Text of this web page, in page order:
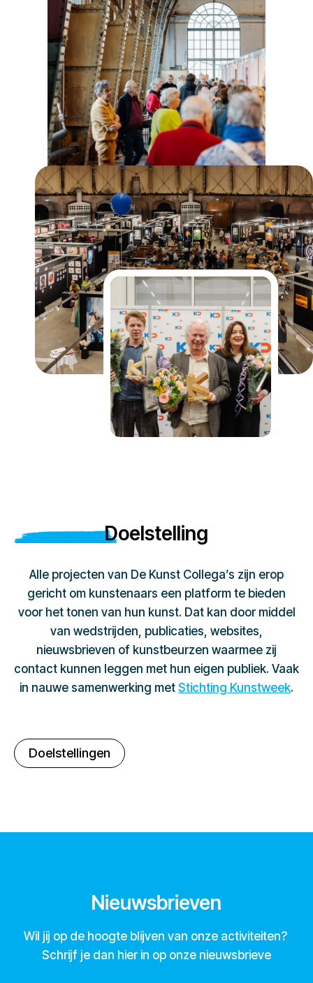
Doelstelling
Alle projecten van De Kunst Collega’s zijn erop
gericht om kunstenaars een platform te bieden
voor het tonen van hun kunst. Dat kan door middel
van wedstrijden, publicaties, websites,
nieuwsbrieven of kunstbeurzen waarmee zij
contact kunnen leggen met hun eigen publiek. Vaak
in nauwe samenwerking met Stichting Kunstweek.
Doelstellingen
Nieuwsbrieven
Wil jij op de hoogte blijven van onze activiteiten?
Schrijf je dan hier in op onze nieuwsbrieve